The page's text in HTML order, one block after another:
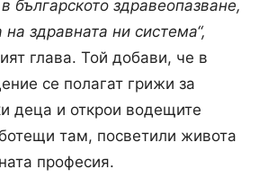
българското здравеопазване,
на здравната ни система“,
глава. Той добави, че в
се полагат грижи за
деца и открои водещите
там, посветили живота
професия.